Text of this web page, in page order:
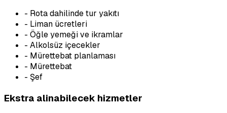
- Rota dahilinde tur yakıtı
- Liman ücretleri
- Öğle yemeği ve ikramlar
- Alkolsüz içecekler
- Mürettebat planlaması
- Mürettebat
- Şef
Ekstra alinabilecek hizmetler